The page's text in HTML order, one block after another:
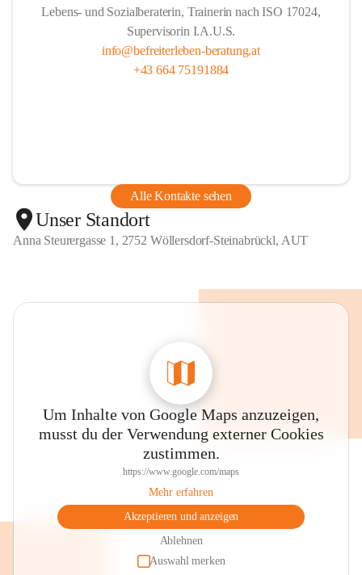
Lebens- und Sozialberaterin, Trainerin nach ISO 17024,
Supervisorin I.A.U.S.
info@befreiterleben-beratung.at
+43 664 75191884
Alle Kontakte sehen
Unser Standort
Anna Steurergasse 1, 2752 Wöllersdorf-Steinabrückl, AUT
Um Inhalte von Google Maps anzuzeigen,
musst du der Verwendung externer Cookies
zustimmen.
https://www.google.com/maps
Mehr erfahren
Akzeptieren und anzeigen
Ablehnen
Auswahl merken